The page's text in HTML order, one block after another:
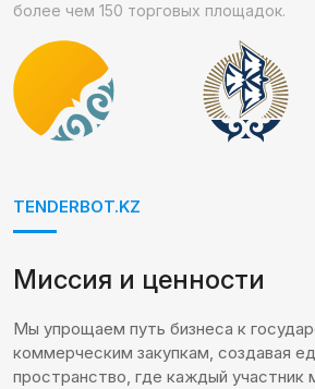
более чем 150 торговых площадок.
TENDERBOT.KZ
Миссия и ценности
Мы упрощаем путь бизнеса к
коммерческим закупкам, создавая
пространство, где каждый участник